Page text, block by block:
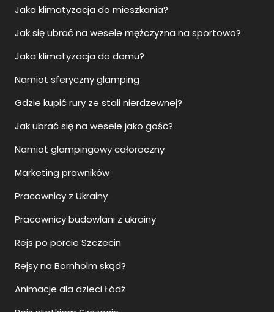
Jaka klimatyzacja do mieszkania?
Jak się ubrać na wesele mężczyzna na sportowo?
Jaka klimatyzacja do domu?
Namiot sferyczny glamping
Gdzie kupić rury ze stali nierdzewnej?
Jak ubrać się na wesele jako gość?
Namiot glampingowy całoroczny
Marketing prawników
Pracownicy z Ukrainy
Pracownicy budowlani z ukrainy
Rejs po porcie Szczecin
Rejsy na Bornholm skąd?
Animacje dla dzieci Łódź